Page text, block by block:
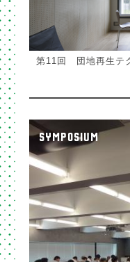
第11回 団地再生テ
SYMPOSIUM